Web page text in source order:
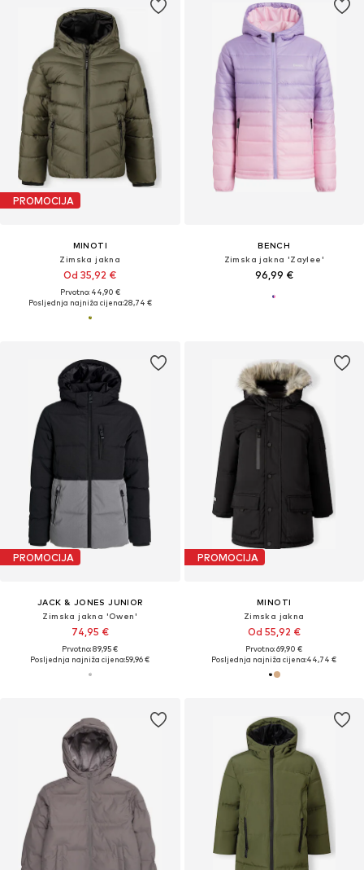
PROMOCIJA
MINOTI
Zimska jakna
Od 35,92 €
Prvotno: 44,90 €
Posljednja najniža cijena:28,74 €
BENCH
Zimska jakna 'Zaylee'
96,99 €
PROMOCIJA
JACK & JONES JUNIOR
Zimska jakna 'Owen'
74,95 €
Prvotno: 89,95 €
Posljednja najniža cijena:59,96 €
PROMOCIJA
MINOTI
Zimska jakna
Od 55,92 €
Prvotno: 69,90 €
Posljednja najniža cijena:44,74 €